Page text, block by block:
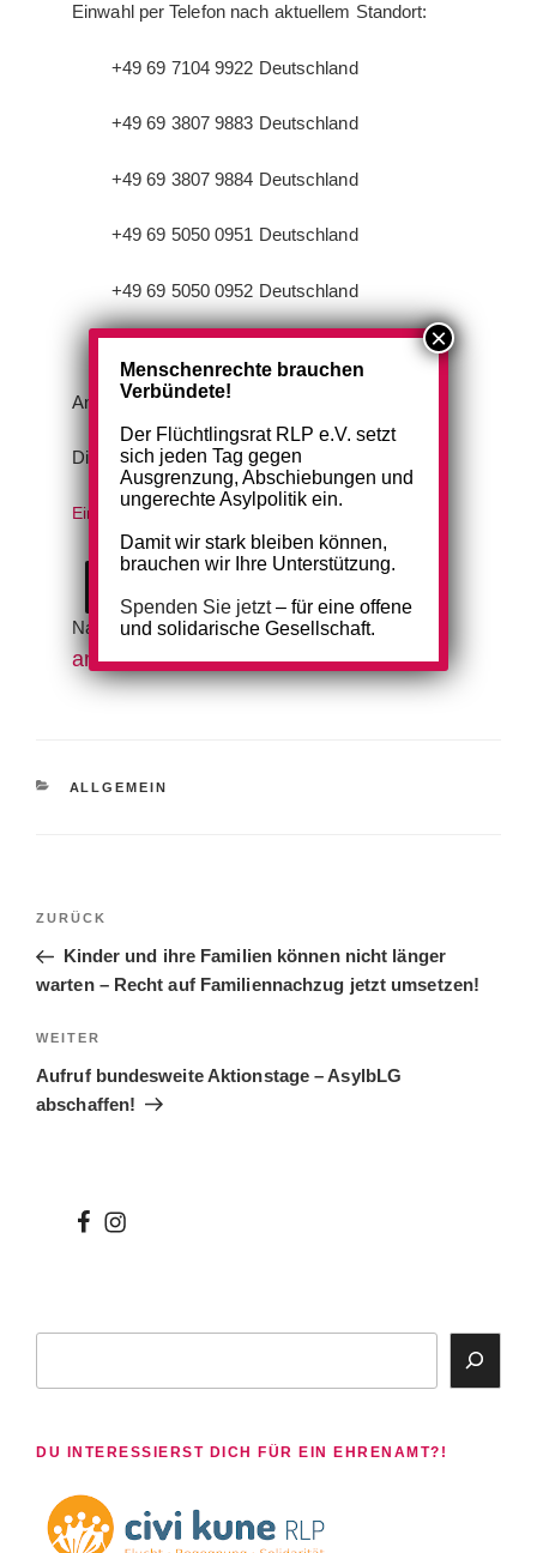
Einwahl per Telefon nach aktuellem Standort:
+49 69 7104 9922 Deutschland
+49 69 3807 9883 Deutschland
+49 69 3807 9884 Deutschland
+49 69 5050 0951 Deutschland
+49 69 5050 0952 Deutschland
Anmeldungen sind nicht notwendig.
Diese Einladung darf gerne geteilt werden:
Einladung-zum-Plenum-am-07.11.2023
Nachfragen bitte an folgende Mailadresse:
anmelden@fluechtlingsrat-rlp.de.
KATEGORIEN
ALLGEMEIN
Beitragsnavigation
Vorheriger
Beitrag
ZURÜCK
Kinder und ihre Familien können nicht länger
warten – Recht auf Familiennachzug jetzt umsetzen!
Nächster
Beitrag
WEITER
Aufruf bundesweite Aktionstage – AsylbLG
abschaffen!
wir wir
DU INTERESSIERST DICH FÜR EIN EHRENAMT?!
Menschenrechte brauchen
Verbündete!
Der Flüchtlingsrat RLP e.V. setzt
sich jeden Tag gegen
Ausgrenzung, Abschiebungen und
ungerechte Asylpolitik ein.
Damit wir stark bleiben können,
brauchen wir Ihre Unterstützung.
Spenden Sie jetzt– für eine offene
und solidarische Gesellschaft.